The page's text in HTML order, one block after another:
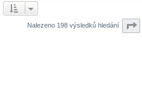
Nalezeno 198 výsledků hledání